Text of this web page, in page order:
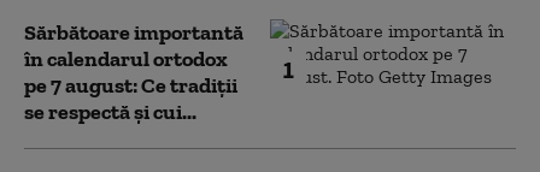
1
Sărbătoare importantă
în calendarul ortodox
pe 7 august: Ce tradiții
se respectă și cui...